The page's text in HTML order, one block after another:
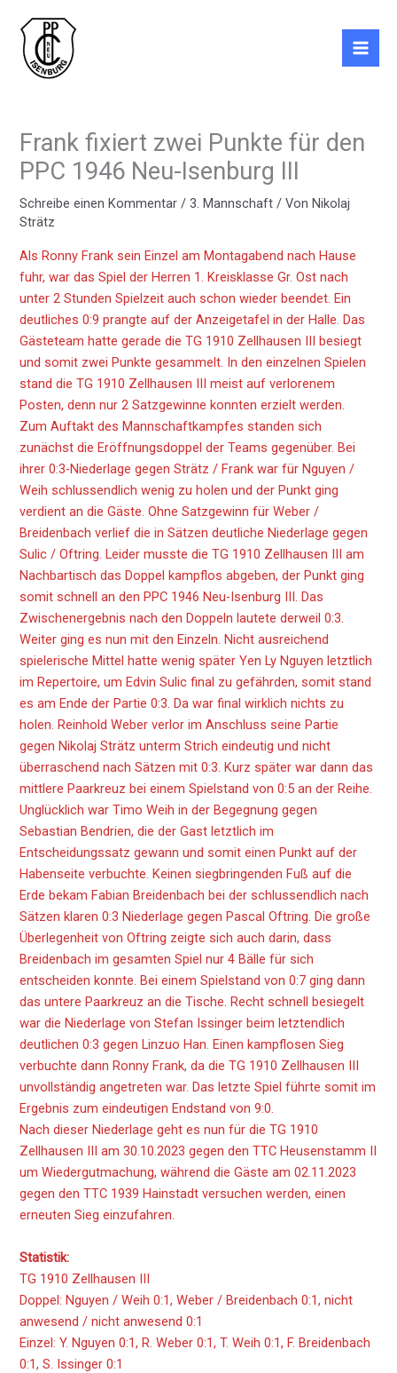
Inhalt
springen
Frank fixiert zwei Punkte für den
PPC 1946 Neu-Isenburg III
Schreibe einen Kommentar /3. Mannschaft / VonNikolaj
Strätz
Als Ronny Frank sein Einzel am Montagabend nach Hause
fuhr, war das Spiel der Herren 1. Kreisklasse Gr. Ost nach
unter 2 Stunden Spielzeit auch schon wieder beendet. Ein
deutliches 0:9 prangte auf der Anzeigetafel in der Halle. Das
Gästeteam hatte gerade die TG 1910 Zellhausen III besiegt
und somit zwei Punkte gesammelt. In den einzelnen Spielen
stand die TG 1910 Zellhausen III meist auf verlorenem
Posten, denn nur 2 Satzgewinne konnten erzielt werden.
Zum Auftakt des Mannschaftkampfes standen sich
zunächst die Eröffnungsdoppel der Teams gegenüber. Bei
ihrer 0:3-Niederlage gegen Strätz / Frank war für Nguyen /
Weih schlussendlich wenig zu holen und der Punkt ging
verdient an die Gäste. Ohne Satzgewinn für Weber /
Breidenbach verlief die in Sätzen deutliche Niederlage gegen
Sulic / Oftring. Leider musste die TG 1910 Zellhausen III am
Nachbartisch das Doppel kampflos abgeben, der Punkt ging
somit schnell an den PPC 1946 Neu-Isenburg III. Das
Zwischenergebnis nach den Doppeln lautete derweil 0:3.
Weiter ging es nun mit den Einzeln. Nicht ausreichend
spielerische Mittel hatte wenig später Yen Ly Nguyen letztlich
im Repertoire, um Edvin Sulic final zu gefährden, somit stand
es am Ende der Partie 0:3. Da war final wirklich nichts zu
holen. Reinhold Weber verlor im Anschluss seine Partie
gegen Nikolaj Strätz unterm Strich eindeutig und nicht
überraschend nach Sätzen mit 0:3. Kurz später war dann das
mittlere Paarkreuz bei einem Spielstand von 0:5 an der Reihe.
Unglücklich war Timo Weih in der Begegnung gegen
Sebastian Bendrien, die der Gast letztlich im
Entscheidungssatz gewann und somit einen Punkt auf der
Habenseite verbuchte. Keinen siegbringenden Fuß auf die
Erde bekam Fabian Breidenbach bei der schlussendlich nach
Sätzen klaren 0:3 Niederlage gegen Pascal Oftring. Die große
Überlegenheit von Oftring zeigte sich auch darin, dass
Breidenbach im gesamten Spiel nur 4 Bälle für sich
entscheiden konnte. Bei einem Spielstand von 0:7 ging dann
das untere Paarkreuz an die Tische. Recht schnell besiegelt
war die Niederlage von Stefan Issinger beim letztendlich
deutlichen 0:3 gegen Linzuo Han. Einen kampflosen Sieg
verbuchte dann Ronny Frank, da die TG 1910 Zellhausen III
unvollständig angetreten war. Das letzte Spiel führte somit im
Ergebnis zum eindeutigen Endstand von 9:0.
Nach dieser Niederlage geht es nun für die TG 1910
Zellhausen III am 30.10.2023 gegen den TTC Heusenstamm II
um Wiedergutmachung, während die Gäste am 02.11.2023
gegen den TTC 1939 Hainstadt versuchen werden, einen
erneuten Sieg einzufahren.
Statistik:
TG 1910 Zellhausen III
Doppel: Nguyen / Weih 0:1, Weber / Breidenbach 0:1, nicht
anwesend / nicht anwesend 0:1
Einzel: Y. Nguyen 0:1, R. Weber 0:1, T. Weih 0:1, F. Breidenbach
0:1, S. Issinger 0:1